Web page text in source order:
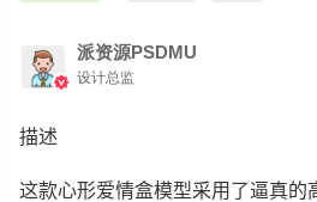
派资源PSDMU
设计总监
描述
这款心形爱情盒模型采用了逼真的